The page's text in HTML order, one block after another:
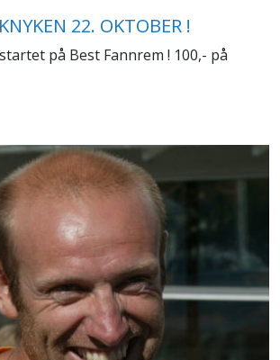
22. OKTOBER !
på Best Fannrem ! 100,- på